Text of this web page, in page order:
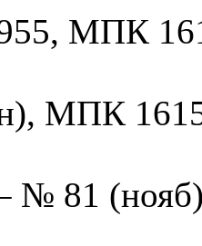
МПК
МПК
№ 81